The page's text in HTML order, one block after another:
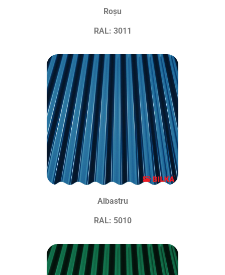
Roșu
RAL: 3011
Albastru
RAL: 5010